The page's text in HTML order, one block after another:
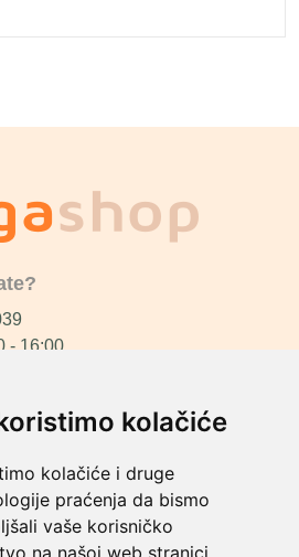
kolačiće
kolačiće i druge
praćenja da bismo
vaše korisničko
na našoj web stranici,
- 16:00
ćemo vas nazvati.